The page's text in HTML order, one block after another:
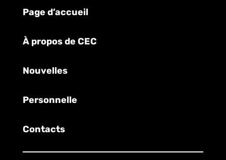
Page d’accueil
À propos de CEC
Nouvelles
Personnelle
Contacts